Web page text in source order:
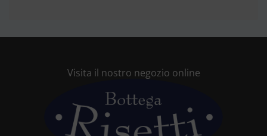
Visita il nostro negozio online